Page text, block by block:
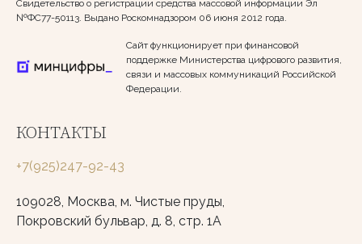
Свидетельство о регистрации средства массовой информации Эл
№ФС77-50113. Выдано Роскомнадзором 06 июня 2012 года.
Сайт функционирует при финансовой
поддержке Министерства цифрового развития,
связи и массовых коммуникаций Российской
Федерации.
КОНТАКТЫ
+7(925)247-92-43
109028, Москва, м. Чистые пруды,
Покровский бульвар, д. 8, стр. 1А